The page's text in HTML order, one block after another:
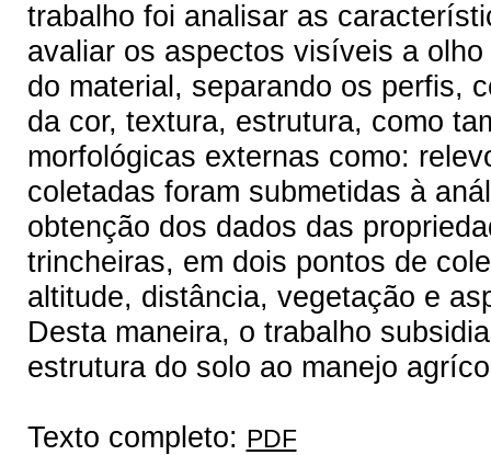
trabalho foi analisar as
avaliar os aspectos visíveis a
do material, separando os perfis,
da cor, textura, estrutura, como
morfológicas externas como:
coletadas foram submetidas à
obtenção dos dados das
trincheiras, em dois pontos de
altitude, distância, vegetação e
Desta maneira, o trabalho
estrutura do solo ao manejo
Texto completo: PDF